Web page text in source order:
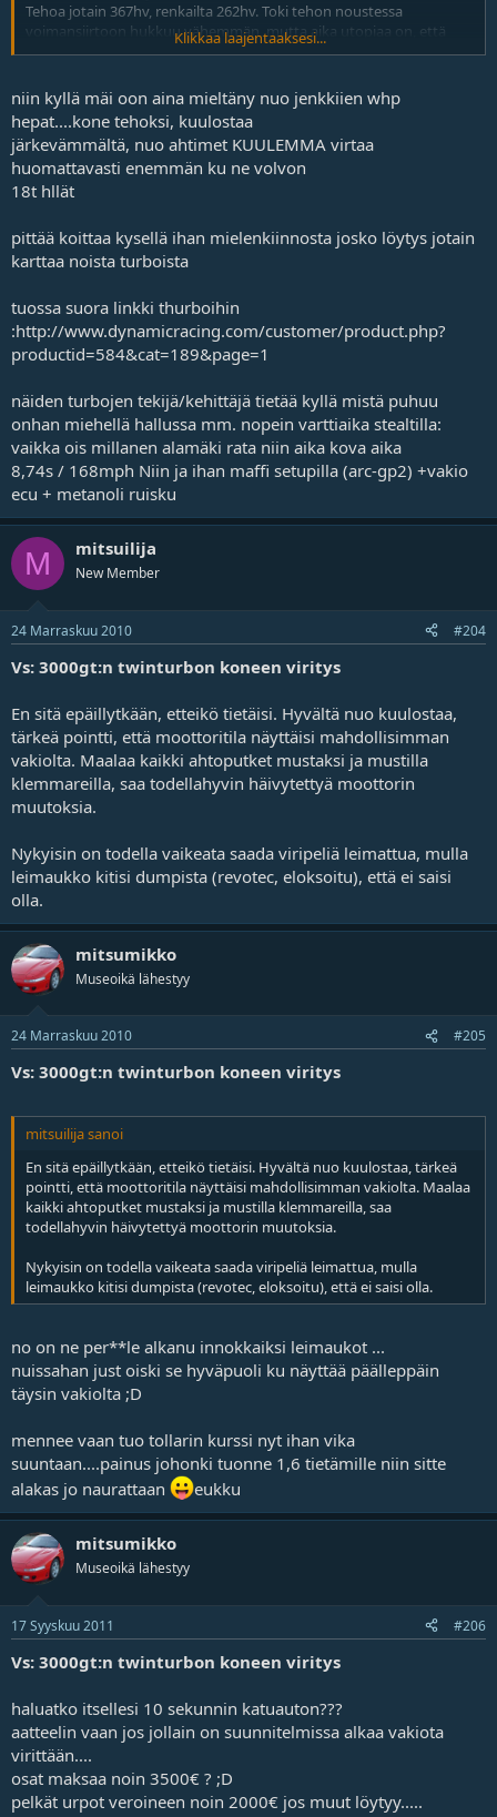
Tehoa jotain 367hv, renkailta 262hv. Toki tehon noustessa
voimansiirtoon hukkuu vähemmän, mutta aika utopiaa on, että
TD04-ahtimilla saataisiin ylipäätänsä 300hv/ahdin. Se on tiukassa 2.3
lastulla/putkella jotain 300hv - moottorista (ei renkailta).
Muutenkin jenkkien juttuihin voi suhtautua aika suurella
varauksella, niiden varttimailipaikat on sellaisia alamäki-Alastaroja.
Toki jenkit on tehneet nopeita autoja (maailman nopeimpiakin),
mutta "whp"-lukemat on aika epäilyttäviä.
Kuinka paljon moottorissa pitää olla poltergeistia, että renkailta
irtoaa 600hv?
Klikkaa laajentaaksesi...
niin kyllä mäi oon aina mieltäny nuo jenkkiien whp
hepat....kone tehoksi, kuulostaa
järkevämmältä, nuo ahtimet KUULEMMA virtaa
huomattavasti enemmän ku ne volvon
18t hllät
pittää koittaa kysellä ihan mielenkiinnosta josko löytys jotain
karttaa noista turboista
tuossa suora linkki thurboihin
:http://www.dynamicracing.com/customer/product.php?
productid=584&cat=189&page=1
näiden turbojen tekijä/kehittäjä tietää kyllä mistä puhuu
onhan miehellä hallussa mm. nopein varttiaika stealtilla:
vaikka ois millanen alamäki rata niin aika kova aika
8,74s / 168mph Niin ja ihan maffi setupilla (arc-gp2) +vakio
ecu + metanoli ruisku
M mitsuilija
New Member
24 Marraskuu 2010 #204
Vs: 3000gt:n twinturbon koneen viritys
En sitä epäillytkään, etteikö tietäisi. Hyvältä nuo kuulostaa,
tärkeä pointti, että moottoritila näyttäisi mahdollisimman
vakiolta. Maalaa kaikki ahtoputket mustaksi ja mustilla
klemmareilla, saa todellahyvin häivytettyä moottorin
muutoksia.
Nykyisin on todella vaikeata saada viripeliä leimattua, mulla
leimaukko kitisi dumpista (revotec, eloksoitu), että ei saisi
olla.
mitsumikko
Museoikä lähestyy
24 Marraskuu 2010 #205
Vs: 3000gt:n twinturbon koneen viritys
mitsuilija sanoi
En sitä epäillytkään, etteikö tietäisi. Hyvältä nuo kuulostaa, tärkeä
pointti, että moottoritila näyttäisi mahdollisimman vakiolta. Maalaa
kaikki ahtoputket mustaksi ja mustilla klemmareilla, saa
todellahyvin häivytettyä moottorin muutoksia.
Nykyisin on todella vaikeata saada viripeliä leimattua, mulla
leimaukko kitisi dumpista (revotec, eloksoitu), että ei saisi olla.
no on ne per**le alkanu innokkaiksi leimaukot ...
nuissahan just oiski se hyväpuoli ku näyttää päälleppäin
täysin vakiolta ;D
mennee vaan tuo tollarin kurssi nyt ihan vika
suuntaan....painus johonki tuonne 1,6 tietämille niin sitte
alakas jo naurattaan
eukku
mitsumikko
Museoikä lähestyy
17 Syyskuu 2011 #206
Vs: 3000gt:n twinturbon koneen viritys
haluatko itsellesi 10 sekunnin katuauton???
aatteelin vaan jos jollain on suunnitelmissa alkaa vakiota
virittään....
osat maksaa noin 3500€ ? ;D
pelkät urpot veroineen noin 2000€ jos muut löytyy.....